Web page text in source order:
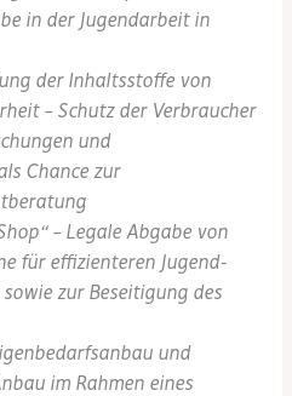
in der Jugendarbeit in
der Inhaltsstoffe von
– Schutz der Verbraucher
und
Chance zur
– Legale Abgabe von
für effizienteren Jugend-
zur Beseitigung des
und
im Rahmen eines